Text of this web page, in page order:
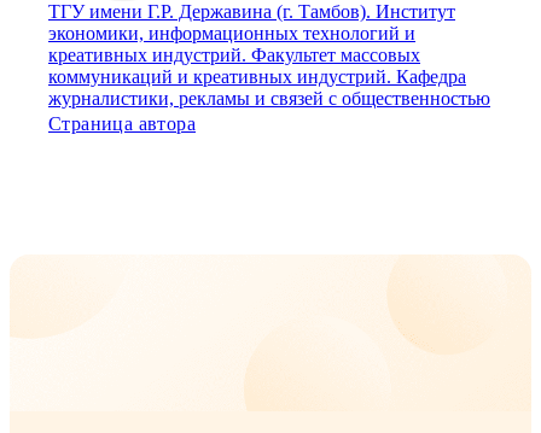
ТГУ имени Г.Р. Державина (г. Тамбов). Институт
экономики, информационных технологий и
креативных индустрий. Факультет массовых
коммуникаций и креативных индустрий. Кафедра
журналистики, рекламы и связей с общественностью
Страница автора